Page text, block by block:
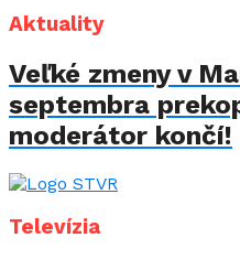
Aktuality
Veľké zmeny v
septembra
moderátor končí!
Televízia